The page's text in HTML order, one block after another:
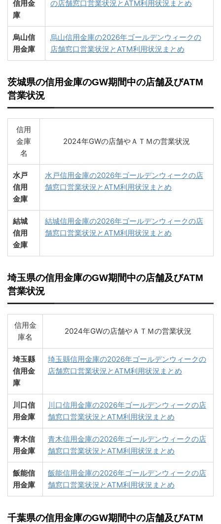
信用金
庫
の店舗窓口営業状況とATM利用状況まとめ
烏山信
用金庫
烏山信用金庫の2026年ゴールデンウィークの
店舗窓口営業状況とATM利用状況まとめ
茨城県の信用金庫のGW期間中の店舗及びATM
営業状況
信用
金庫
名
2024年GWの店舗やＡＴＭの営業状況
水戸
信用
金庫
水戸信用金庫の2026年ゴールデンウィークの店
舗窓口営業状況とATM利用状況まとめ
結城
信用
金庫
結城信用金庫の2026年ゴールデンウィークの店
舗窓口営業状況とATM利用状況まとめ
埼玉県の信用金庫のGW期間中の店舗及びATM
営業状況
信用金
庫名
2024年GWの店舗やＡＴＭの営業状況
埼玉縣
信用金
庫
埼玉縣信用金庫の2026年ゴールデンウィークの
店舗窓口営業状況とATM利用状況まとめ
川口信
用金庫
川口信用金庫の2026年ゴールデンウィークの店
舗窓口営業状況とATM利用状況まとめ
青木信
用金庫
青木信用金庫の2026年ゴールデンウィークの店
舗窓口営業状況とATM利用状況まとめ
飯能信
用金庫
飯能信用金庫の2026年ゴールデンウィークの店
舗窓口営業状況とATM利用状況まとめ
千葉県の信用金庫のGW期間中の店舗及びATM